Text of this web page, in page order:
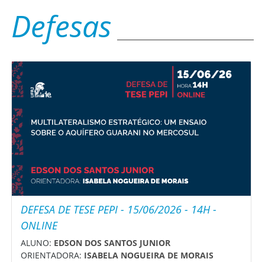
Defesas
DEFESA DE TESE PEPI - 15/06/2026 - 14H -
ONLINE
ALUNO: EDSON DOS SANTOS JUNIOR
ORIENTADORA: ISABELA NOGUEIRA DE MORAIS